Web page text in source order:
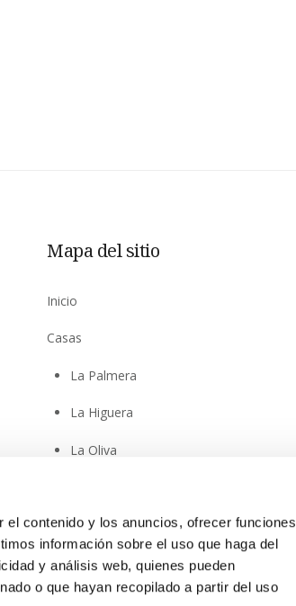
contenido y los anuncios, ofrecer funciones
información sobre el uso que haga del
y análisis web, quienes pueden
o que hayan recopilado a partir del uso
Mapa del sitio
Inicio
Casas
La Palmera
La Higuera
La Oliva
Blog
Contacto